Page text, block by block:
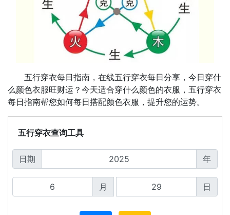
五行穿衣每日指南，在线五行穿衣每日分享，今日穿什
么颜色衣服旺财运？今天适合穿什么颜色的衣服，五行穿衣
每日指南帮您如何每日搭配颜色衣服，提升您的运势。
五行穿衣查询工具
日期 年
月 日